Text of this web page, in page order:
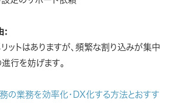
:
リットはありますが、頻繁な割り込みが集中
行を妨げます。
の業務を効率化・DX化する方法とおすす